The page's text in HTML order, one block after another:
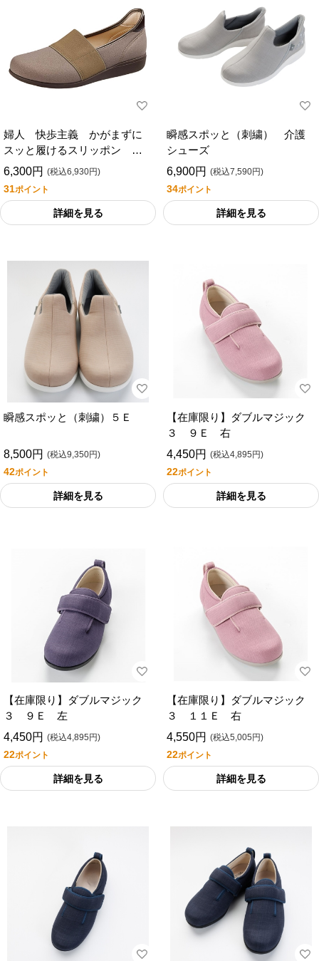
婦人 快歩主義 かがまずに
スッと履けるスリッポン
（ＫＨＳＬ１７８）
6,300円 (税込6,930円)
31ポイント
詳細を見る
瞬感スポッと（刺繍） 介護
シューズ
6,900円 (税込7,590円)
34ポイント
詳細を見る
瞬感スポッと（刺繍）５Ｅ
8,500円 (税込9,350円)
42ポイント
詳細を見る
【在庫限り】ダブルマジック
３ ９Ｅ 右
4,450円 (税込4,895円)
22ポイント
詳細を見る
【在庫限り】ダブルマジック
３ ９Ｅ 左
4,450円 (税込4,895円)
22ポイント
詳細を見る
【在庫限り】ダブルマジック
３ １１Ｅ 右
4,550円 (税込5,005円)
22ポイント
詳細を見る